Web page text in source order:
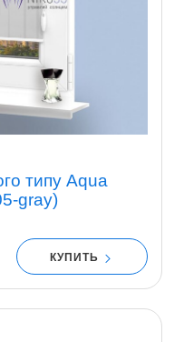
типу Aqua
gray)
КУПИТЬ